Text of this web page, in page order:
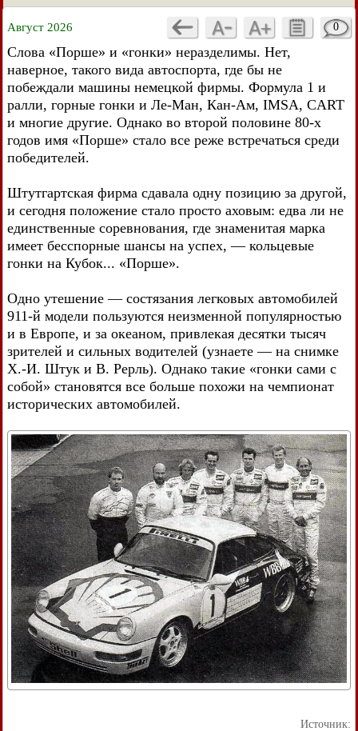
Август 2026 0
Слова «Порше» и «гонки» неразделимы. Нет,
наверное, такого вида автоспорта, где бы не
побеждали машины немецкой фирмы. Формула 1 и
ралли, горные гонки и Ле-Ман, Кан-Ам, IMSA, CART
и многие другие. Однако во второй половине 80-х
годов имя «Порше» стало все реже встречаться среди
победителей.
Штутгартская фирма сдавала одну позицию за другой,
и сегодня положение стало просто аховым: едва ли не
единственные соревнования, где знаменитая марка
имеет бесспорные шансы на успех, — кольцевые
гонки на Кубок... «Порше».
Одно утешение — состязания легковых автомобилей
911-й модели пользуются неизменной популярностью
и в Европе, и за океаном, привлекая десятки тысяч
зрителей и сильных водителей (узнаете — на снимке
Х.-И. Штук и В. Рерль). Однако такие «гонки сами с
собой» становятся все больше похожи на чемпионат
исторических автомобилей.
Источник: